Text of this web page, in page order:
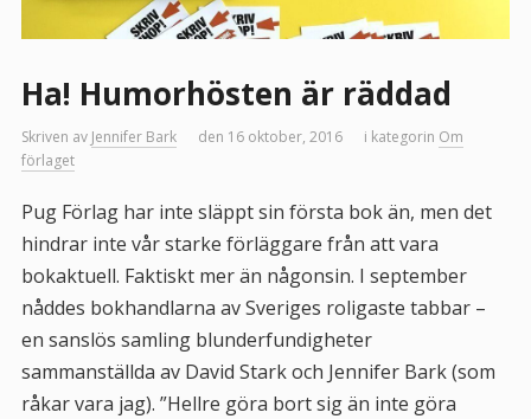
Ha! Humorhösten är räddad
Skriven av Jennifer Bark den 16 oktober, 2016 i kategorin Om
förlaget
Pug Förlag har inte släppt sin första bok än, men det
hindrar inte vår starke förläggare från att vara
bokaktuell. Faktiskt mer än någonsin. I september
nåddes bokhandlarna av Sveriges roligaste tabbar –
en sanslös samling blunderfundigheter
sammanställda av David Stark och Jennifer Bark (som
råkar vara jag). ”Hellre göra bort sig än inte göra